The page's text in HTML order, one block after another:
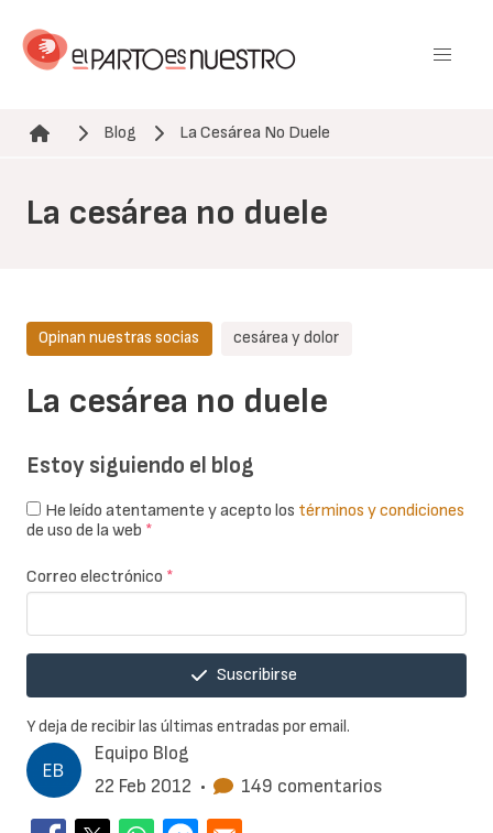
contenido
Ruta de navegación
Blog La Cesárea No Duele
La cesárea no duele
Equipo Blog
22 Feb 2012 • 149 comentarios
La cesárea no duele
Opinan nuestras socias cesárea y dolor
Estoy siguiendo el blog
He leído atentamente y acepto los términos y condiciones
de uso de la web *
Correo electrónico *
Suscribirse
Y deja de recibir las últimas entradas por email.